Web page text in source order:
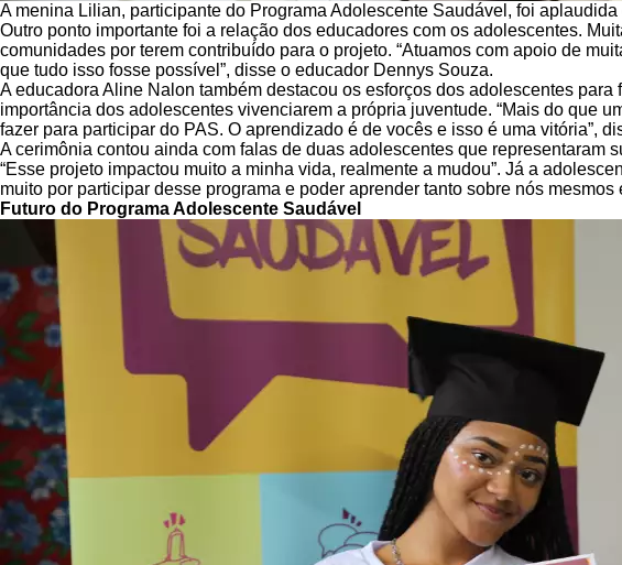
A menina Lilian, participante do Programa Adolescente Saudável, foi
Outro ponto importante foi a relação dos educadores com os adolescentes.
comunidades por terem contribuído para o projeto. “Atuamos com apoio de
que tudo isso fosse possível”, disse o educador Dennys Souza.
A educadora Aline Nalon também destacou os esforços dos adolescentes
importância dos adolescentes vivenciarem a própria juventude. “Mais do que
fazer para participar do PAS. O aprendizado é de vocês e isso é uma vitória”,
A cerimônia contou ainda com falas de duas adolescentes que representaram
“Esse projeto impactou muito a minha vida, realmente a mudou”. Já a
muito por participar desse programa e poder aprender tanto sobre nós
Futuro do Programa Adolescente Saudável